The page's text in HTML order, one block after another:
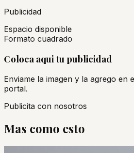
Publicidad
Espacio disponible
Formato cuadrado
Coloca aqui tu publicidad
Enviame la imagen y la agrego en
portal.
Publicita con nosotros
Mas como esto